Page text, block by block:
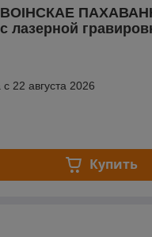
лазерной
с 22 августа 2026
Купить